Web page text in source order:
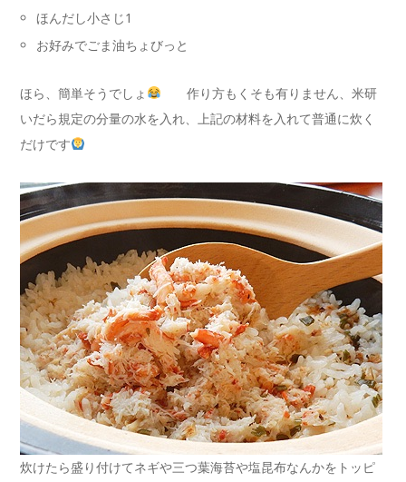
ほんだし小さじ1
お好みでごま油ちょびっと
ほら、簡単そうでしょ
作り方もくそも有りません、米研
いだら規定の分量の水を入れ、上記の材料を入れて普通に炊く
だけです
炊けたら盛り付けてネギや三つ葉海苔や塩昆布なんかをトッピ